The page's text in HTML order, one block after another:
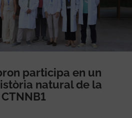
participa en un
natural de la